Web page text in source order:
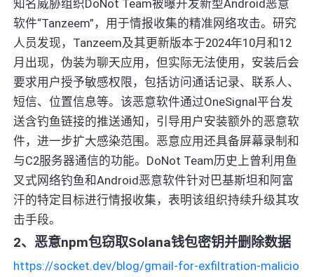
知名威胁组织DoNot Team被曝开发新型Android恶意
软件“Tanzeem”，用于情报收集的精准网络攻击。研究
人员发现，Tanzeem及其更新版本于2024年10月和12
月出现，伪装为聊天应用，但实际无法使用，安装后会
要求用户授予敏感权限，包括访问通话记录、联系人、
短信、位置信息等。该恶意软件通过OneSignal平台发
送含钓鱼链接的推送通知，引导用户安装额外的恶意软
件，进一步扩大感染范围。恶意应用还具备屏幕录制和
与C2服务器通信的功能。DoNot Team历史上曾利用鱼
叉式网络钓鱼和Android恶意软件针对巴基斯坦和阿富
汗的特定目标进行情报收集，表明该组织持续升级其攻
击手段。
2、恶意npm包窃取Solana钱包密钥并删除数据
https://socket.dev/blog/gmail-for-exfiltration-malicio